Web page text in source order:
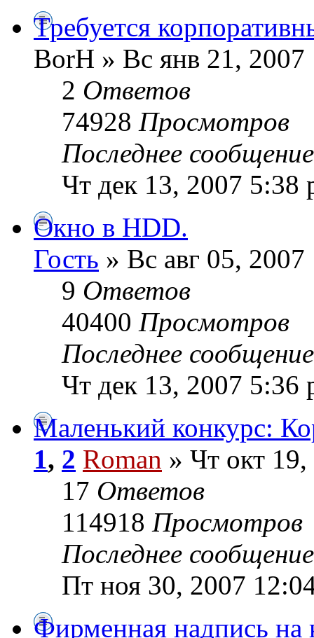
Требуется
BorH » Вс янв 21, 2007
2 Ответов
74928 Просмотров
Последнее
Чт дек 13, 2007 5:38
Окно в HDD.
Гость » Вс авг 05, 2007
9 Ответов
40400 Просмотров
Последнее
Чт дек 13, 2007 5:36
Маленький конкурс:
1, 2 Roman » Чт окт
17 Ответов
114918 Просмотров
Последнее
Пт ноя 30, 2007
Фирменная надпись на